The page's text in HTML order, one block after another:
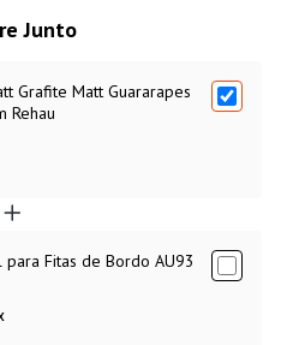
Junto
Grafite Matt Guararapes
Rehau
Fitas de Bordo AU93